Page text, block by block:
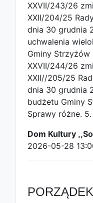
XXVII/243/26
XXII/204/25
dnia 30 grudnia
uchwalenia
Gminy
XXVII/244/26
XXII//205/25
dnia 30 grudnia
budżetu Gminy
Sprawy różne.
Dom Kultury
2026-05-28